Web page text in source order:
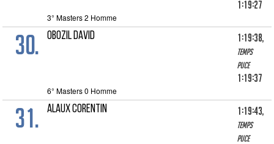
1:19:27
3° Masters 2 Homme
30. OBOZIL DAVID 1:19:38,
Temps
puce
1:19:37
6° Masters 0 Homme
31. ALAUX CORENTIN 1:19:43,
Temps
puce